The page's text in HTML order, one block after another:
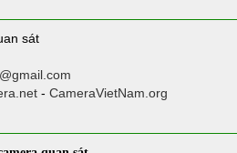
sát
-CameraVietNam.org